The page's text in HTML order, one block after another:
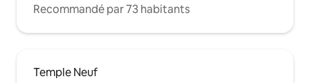
Recommandé par 73 habitants
Temple Neuf